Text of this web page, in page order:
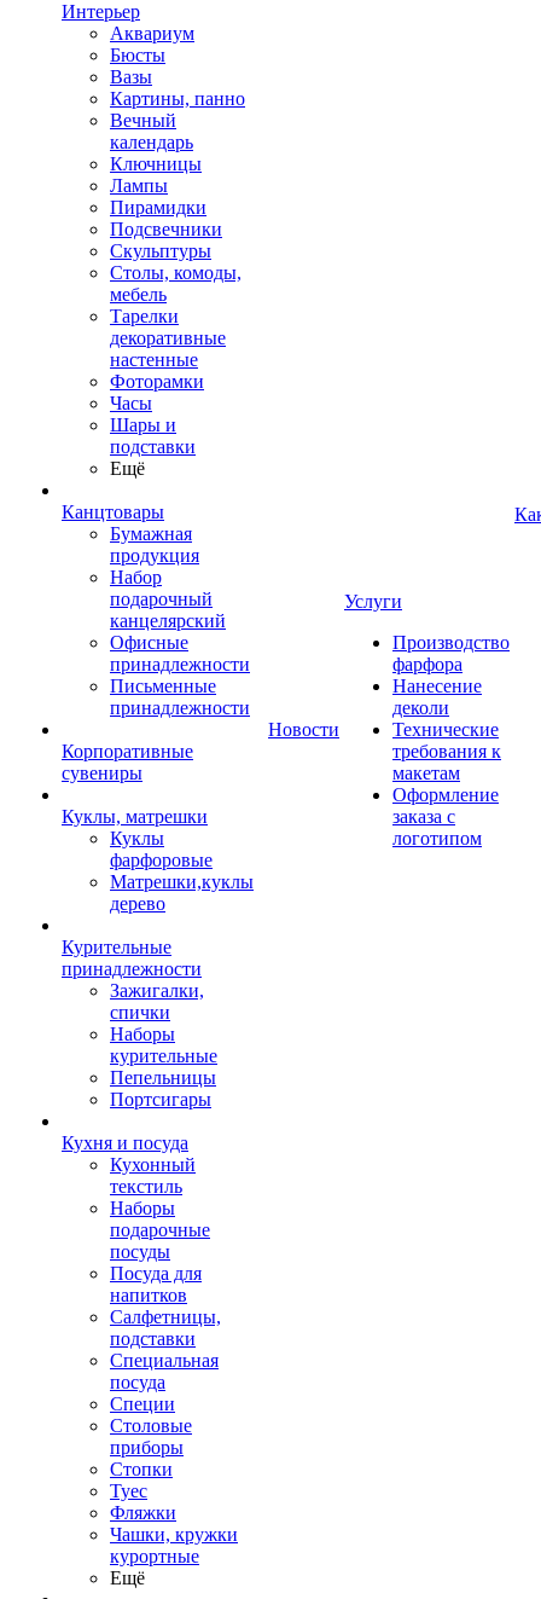
Интерьер
Аквариум
Бюсты
Вазы
Картины, панно
Вечный
календарь
Ключницы
Лампы
Пирамидки
Подсвечники
Скульптуры
Столы, комоды,
мебель
Тарелки
декоративные
настенные
Фоторамки
Часы
Шары и
подставки
Ещё
Канцтовары
Бумажная
продукция
Набор
подарочный
канцелярский
Офисные
принадлежности
Письменные
принадлежности
Корпоративные
сувениры
Куклы, матрешки
Куклы
фарфоровые
Матрешки,куклы
дерево
Курительные
принадлежности
Зажигалки,
спички
Наборы
курительные
Пепельницы
Портсигары
Кухня и посуда
Кухонный
текстиль
Наборы
подарочные
посуды
Посуда для
напитков
Салфетницы,
подставки
Специальная
посуда
Специи
Столовые
приборы
Стопки
Туес
Фляжки
Чашки, кружки
курортные
Ещё
Новости
Услуги
Производство
фарфора
Нанесение
деколи
Технические
требования к
макетам
Оформление
заказа с
логотипом